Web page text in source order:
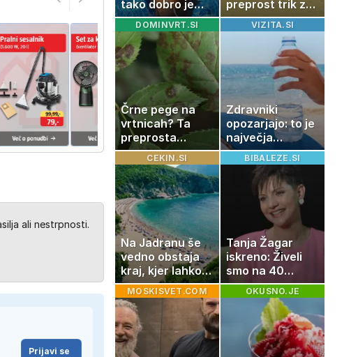
ali nestrpnosti.
Prijavi se
tako dobro je
videti znana
Slovenka
preprost trik za
pripravo v le
nekaj minutah
DOMINVRT.SI
Črne pege na
vrtnicah? Ta
preprosta
sestavina
pomaga
preprečiti
težavo
VIZITA.SI
Zdravniki
opozarjajo: to je
največja
napaka, ki jo
ljudje delajo med
vročino
CEKIN.SI
Na Jadranu še
vedno obstaja
kraj, kjer lahko
dopustujete
poceni:
nastanitev že od
10 evrov, kosilo
za pet evrov
BIBALEZE.SI
Tanja Žagar
iskreno: Živeli
smo na 40
kvadratih, a
imela sem vse,
kar otrok
potrebuje
MOSKISVET.COM OKUSNO.JE